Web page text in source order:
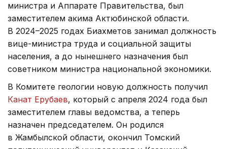
министра и Аппарате Правительства, был
заместителем акима Актюбинской области.
В 2024–2025 годах Биахметов занимал должность
вице-министра труда и социальной защиты
населения, а до нынешнего назначения был
советником министра национальной экономики.
В Комитете геологии новую должность получил
Канат Ерубаев, который с апреля 2024 года был
заместителем главы ведомства, а теперь
назначен председателем. Он родился
в Жамбылской области, окончил Томский